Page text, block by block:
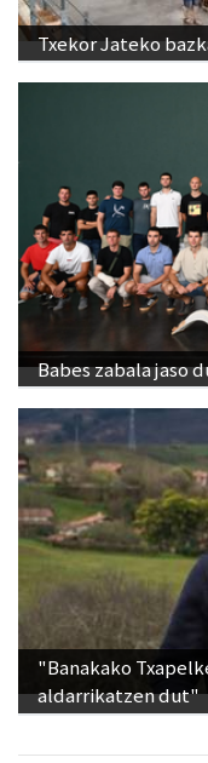
Txekor Jateko
Babes zabala jaso
"Banakako
aldarrikatzen dut"